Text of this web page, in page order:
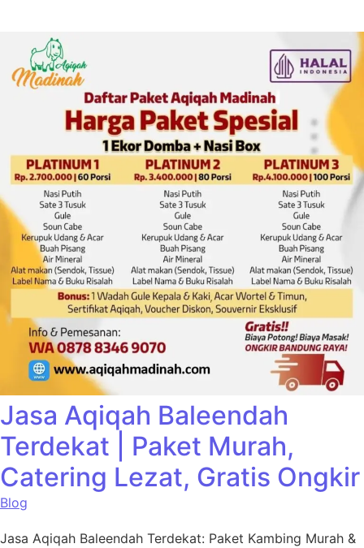
Jasa Aqiqah Baleendah
Terdekat | Paket Murah,
Catering Lezat, Gratis Ongkir
Blog
Jasa Aqiqah Baleendah Terdekat: Paket Kambing Murah &